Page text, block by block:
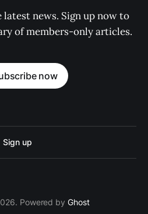
news. Sign up now to
of members-only articles.
now
Sign up
Powered by Ghost